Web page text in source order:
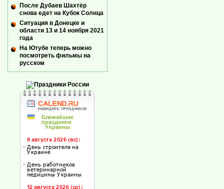
После Дубаев Шахтёр
снова едет на Кубок Солнца
Ситуация в Донецке и
области 13 и 14 ноября 2021
года
На Ютубе теперь можно
посмотреть фильмы на
русском